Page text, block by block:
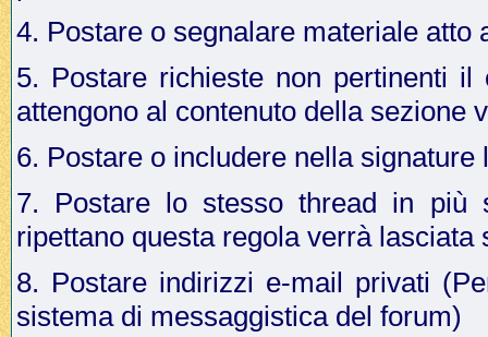
4. Postare o segnalare materiale
5. Postare richieste non pertinenti
attengono al contenuto della sezione
6. Postare o includere nella
7. Postare lo stesso thread in più
ripettano questa regola verrà lasciata
8. Postare indirizzi e-mail privati
sistema di messaggistica del forum)